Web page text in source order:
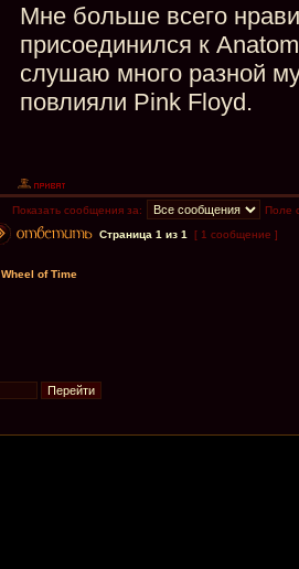
Мне больше всего
присоединился к
слушаю много разной
повлияли Pink Floyd.
Показать сообщения за:
Поле
Страница 1 из 1 [ 1 сообщение ]
Wheel of Time